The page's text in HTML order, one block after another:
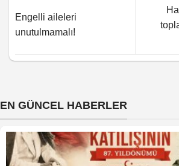
Engelli aileleri
unutulmamalı!
EN GÜNCEL HABERLER